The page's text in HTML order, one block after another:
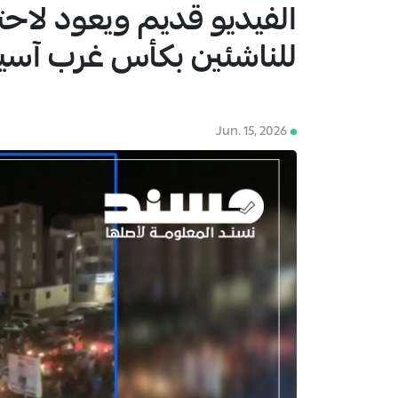
الفيديو قديم ويعود
للناشئين بكأس غرب
Jun. 15, 2026